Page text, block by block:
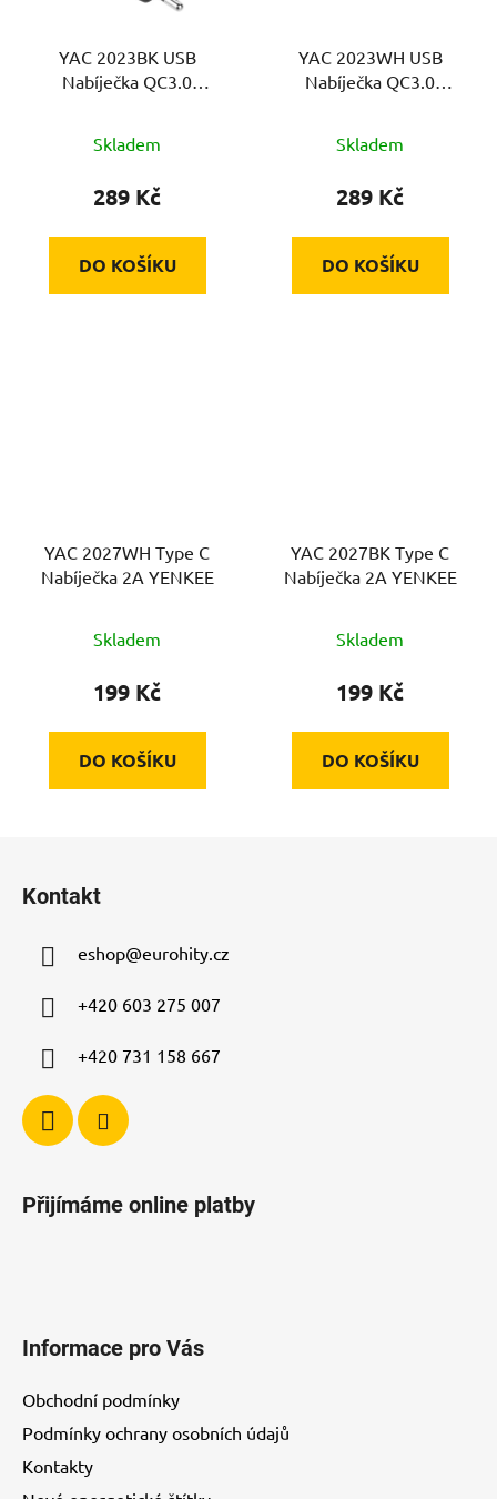
YAC 2023BK USB
Nabíječka QC3.0
Skladem
289 Kč
DO KOŠÍKU
YAC 2023WH USB
Nabíječka QC3.0
Skladem
289 Kč
DO KOŠÍKU
YAC 2027WH Type C
Nabíječka 2A YENKEE
Skladem
199 Kč
DO KOŠÍKU
YAC 2027BK Type C
Nabíječka 2A YENKEE
Skladem
199 Kč
DO KOŠÍKU
Kontakt
eshop@eurohity.cz
+420 603 275 007
+420 731 158 667
Přijímáme online platby
Informace pro Vás
Obchodní podmínky
Podmínky ochrany osobních údajů
Kontakty